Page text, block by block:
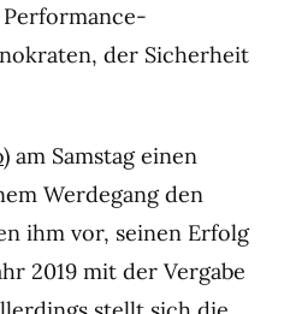
der Sicherheit
) am Samstag einen
Werdegang den
ihm vor, seinen Erfolg
2019 mit der Vergabe